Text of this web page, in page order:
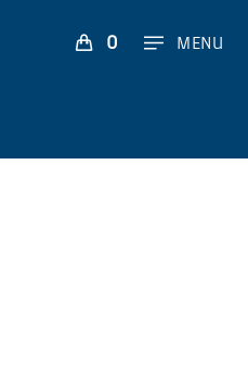
0 MENU